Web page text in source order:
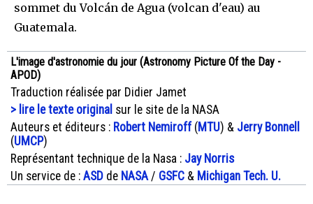
sommet du Volcán de Agua (volcan d'eau) au
Guatemala.
L'image d'astronomie du jour (Astronomy Picture Of the Day -
APOD)
Traduction réalisée par Didier Jamet
> lire le texte original sur le site de la NASA
Auteurs et éditeurs : Robert Nemiroff( MTU) & Jerry Bonnell
(UMCP)
Représentant technique de la Nasa : Jay Norris
Un service de : ASD de NASA/ GSFC & Michigan Tech. U.